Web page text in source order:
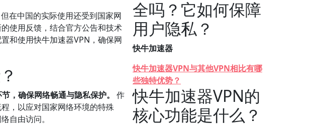
在中国的实际使用还受到国家网
使用反馈，结合官方公告和技术
和使用快牛加速器VPN，确保网
，确保网络畅通与隐私保护。
作
，以应对国家网络环境的特殊
自由访问。
全吗？它如何保障
用户隐私？
快牛加速器
快牛加速器VPN与其他VPN相比有哪
些独特优势？
快牛加速器VPN的
核心功能是什么？